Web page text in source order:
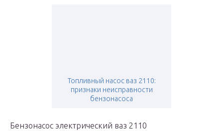
Топливный насос ваз 2110:
признаки неисправности
бензонасоса
Бензонасос электрический ваз 2110